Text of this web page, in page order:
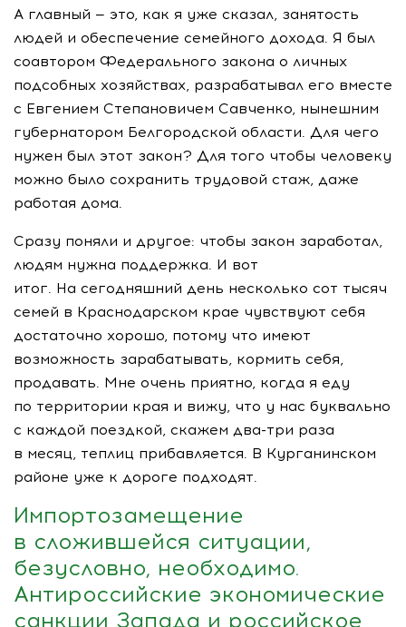
А главный — это, как я уже сказал, занятость
людей и обеспечение семейного дохода. Я был
соавтором Федерального закона о личных
подсобных хозяйствах, разрабатывал его вместе
с Евгением Степановичем Савченко, нынешним
губернатором Белгородской области. Для чего
нужен был этот закон? Для того чтобы человеку
можно было сохранить трудовой стаж, даже
работая дома.
Сразу поняли и другое: чтобы закон заработал,
людям нужна поддержка. И вот
итог. На сегодняшний день несколько сот тысяч
семей в Краснодарском крае чувствуют себя
достаточно хорошо, потому что имеют
возможность зарабатывать, кормить себя,
продавать. Мне очень приятно, когда я еду
по территории края и вижу, что у нас буквально
с каждой поездкой, скажем два-три раза
в месяц, теплиц прибавляется. В Курганинском
районе уже к дороге подходят.
Импортозамещение
в сложившейся ситуации,
безусловно, необходимо.
Антироссийские экономические
санкции Запада и российское